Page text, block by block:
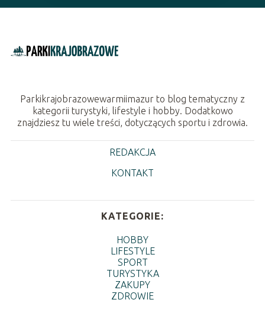
Parkikrajobrazowewarmiimazur to blog tematyczny z
kategorii turystyki, lifestyle i hobby. Dodatkowo
znajdziesz tu wiele treści, dotyczących sportu i zdrowia.
REDAKCJA
KONTAKT
KATEGORIE:
HOBBY
LIFESTYLE
SPORT
TURYSTYKA
ZAKUPY
ZDROWIE